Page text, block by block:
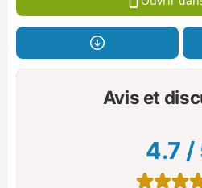
Avis et
4.7 /